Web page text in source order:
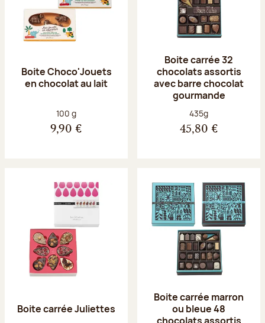
Boite Choco'Jouets
en chocolat au lait
Poids net :
100 g
9,90 €
Boite carrée 32
chocolats assortis
avec barre chocolat
gourmande
Poids net :
435g
45,80 €
Boite carrée Juliettes
Boite carrée marron
ou bleue 48